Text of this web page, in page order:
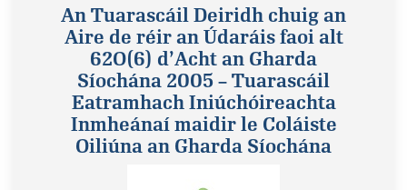
An Tuarascáil Deiridh chuig an
Aire de réir an Údaráis faoi alt
62O(6) d’Acht an Gharda
Síochána 2005 – Tuarascáil
Eatramhach Iniúchóireachta
Inmheánaí maidir le Coláiste
Oiliúna an Gharda Síochána